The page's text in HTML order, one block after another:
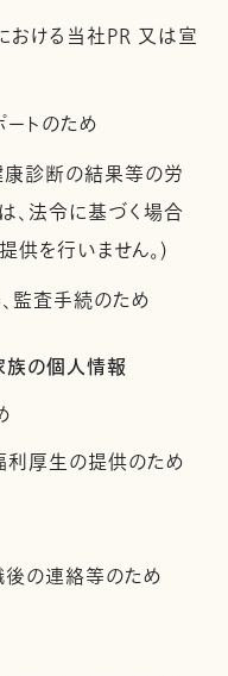
おける当社PR 又は宣
トのため
康診断の結果等の労
、法令に基づく場合
供を行いません。)
監査手続のため
の個人情報
利厚生の提供のため
後の連絡等のため